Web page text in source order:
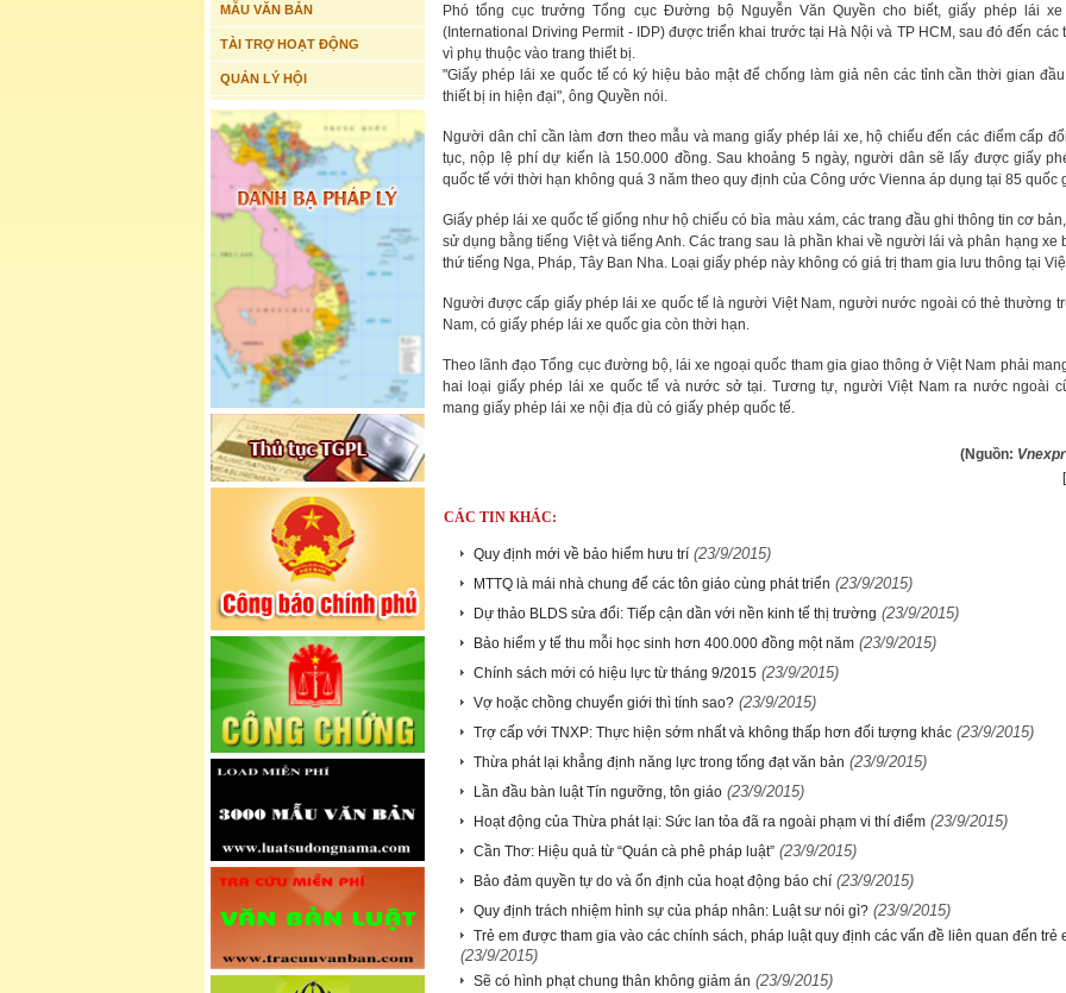
MẪU VĂN BẢN
TÀI TRỢ HOẠT ĐỘNG
QUẢN LÝ HỘI
Phó tổng cục trưởng Tổng cục Đường bộ Nguyễn Văn Quyền cho biết, giấy phép lái
(International Driving Permit - IDP) được triển khai trước tại Hà Nội và TP HCM, sau đó đến các
vì phụ thuộc vào trang thiết bị.
"Giấy phép lái xe quốc tế có ký hiệu bảo mật để chống làm giả nên các tỉnh cần thời gian
thiết bị in hiện đại", ông Quyền nói.
Người dân chỉ cần làm đơn theo mẫu và mang giấy phép lái xe, hộ chiếu đến các điểm cấp
tục, nộp lệ phí dự kiến là 150.000 đồng. Sau khoảng 5 ngày, người dân sẽ lấy được giấy
quốc tế với thời hạn không quá 3 năm theo quy định của Công ước Vienna áp dụng tại 85 quốc
Giấy phép lái xe quốc tế giống như hộ chiếu có bìa màu xám, các trang đầu ghi thông tin cơ
sử dụng bằng tiếng Việt và tiếng Anh.Các trang sau là phần khai về người lái và phân hạng xe
thứ tiếng Nga, Pháp, Tây Ban Nha. Loại giấy phép này không có giá trị tham gia lưu thông tại
Người được cấp giấy phép lái xe quốc tế là người Việt Nam, người nước ngoài có thẻ thường
Nam, có giấy phép lái xe quốc gia còn thời hạn.
Theo lãnh đạo Tổng cục đường bộ, lái xe ngoại quốc tham gia giao thông ở Việt Nam phải
hai loại giấy phép lái xe quốc tế và nước sở tại. Tương tự, người Việt Nam ra nước ngoài
mang giấy phép lái xe nội địa dù có giấy phép quốc tế.
(Nguồn:
CÁC TIN KHÁC:
Quy định mới về bảo hiểm hưu trí (23/9/2015)
MTTQ là mái nhà chung để các tôn giáo cùng phát triển (23/9/2015)
Dự thảo BLDS sửa đổi: Tiếp cận dần với nền kinh tế thị trường (23/9/2015)
Bảo hiểm y tế thu mỗi học sinh hơn 400.000 đồng một năm (23/9/2015)
Chính sách mới có hiệu lực từ tháng 9/2015 (23/9/2015)
Vợ hoặc chồng chuyển giới thì tính sao? (23/9/2015)
Trợ cấp với TNXP: Thực hiện sớm nhất và không thấp hơn đối tượng khác (23/9/2015)
Thừa phát lại khẳng định năng lực trong tống đạt văn bản (23/9/2015)
Lần đầu bàn luật Tín ngưỡng, tôn giáo (23/9/2015)
Hoạt động của Thừa phát lại: Sức lan tỏa đã ra ngoài phạm vi thí điểm (23/9/2015)
Cần Thơ: Hiệu quả từ “Quán cà phê pháp luật” (23/9/2015)
Bảo đảm quyền tự do và ổn định của hoạt động báo chí (23/9/2015)
Quy định trách nhiệm hình sự của pháp nhân: Luật sư nói gì? (23/9/2015)
Trẻ em được tham gia vào các chính sách, pháp luật quy định các vấn đề liên quan đến trẻ
(23/9/2015)
Sẽ có hình phạt chung thân không giảm án (23/9/2015)